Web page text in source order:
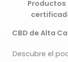
Productos
CBD de Alta
Descubre el